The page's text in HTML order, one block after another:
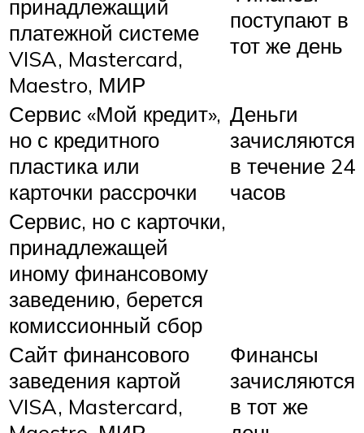
принадлежащий
платежной системе
VISA, Mastercard,
Maestro, МИР
поступают в
тот же день
Сервис «Мой кредит»,
но с кредитного
пластика или
карточки рассрочки
Деньги
зачисляются
в течение 24
часов
Сервис, но с карточки,
принадлежащей
иному финансовому
заведению, берется
комиссионный сбор
Сайт финансового
заведения картой
VISA, Mastercard,
Финансы
зачисляются
в тот же